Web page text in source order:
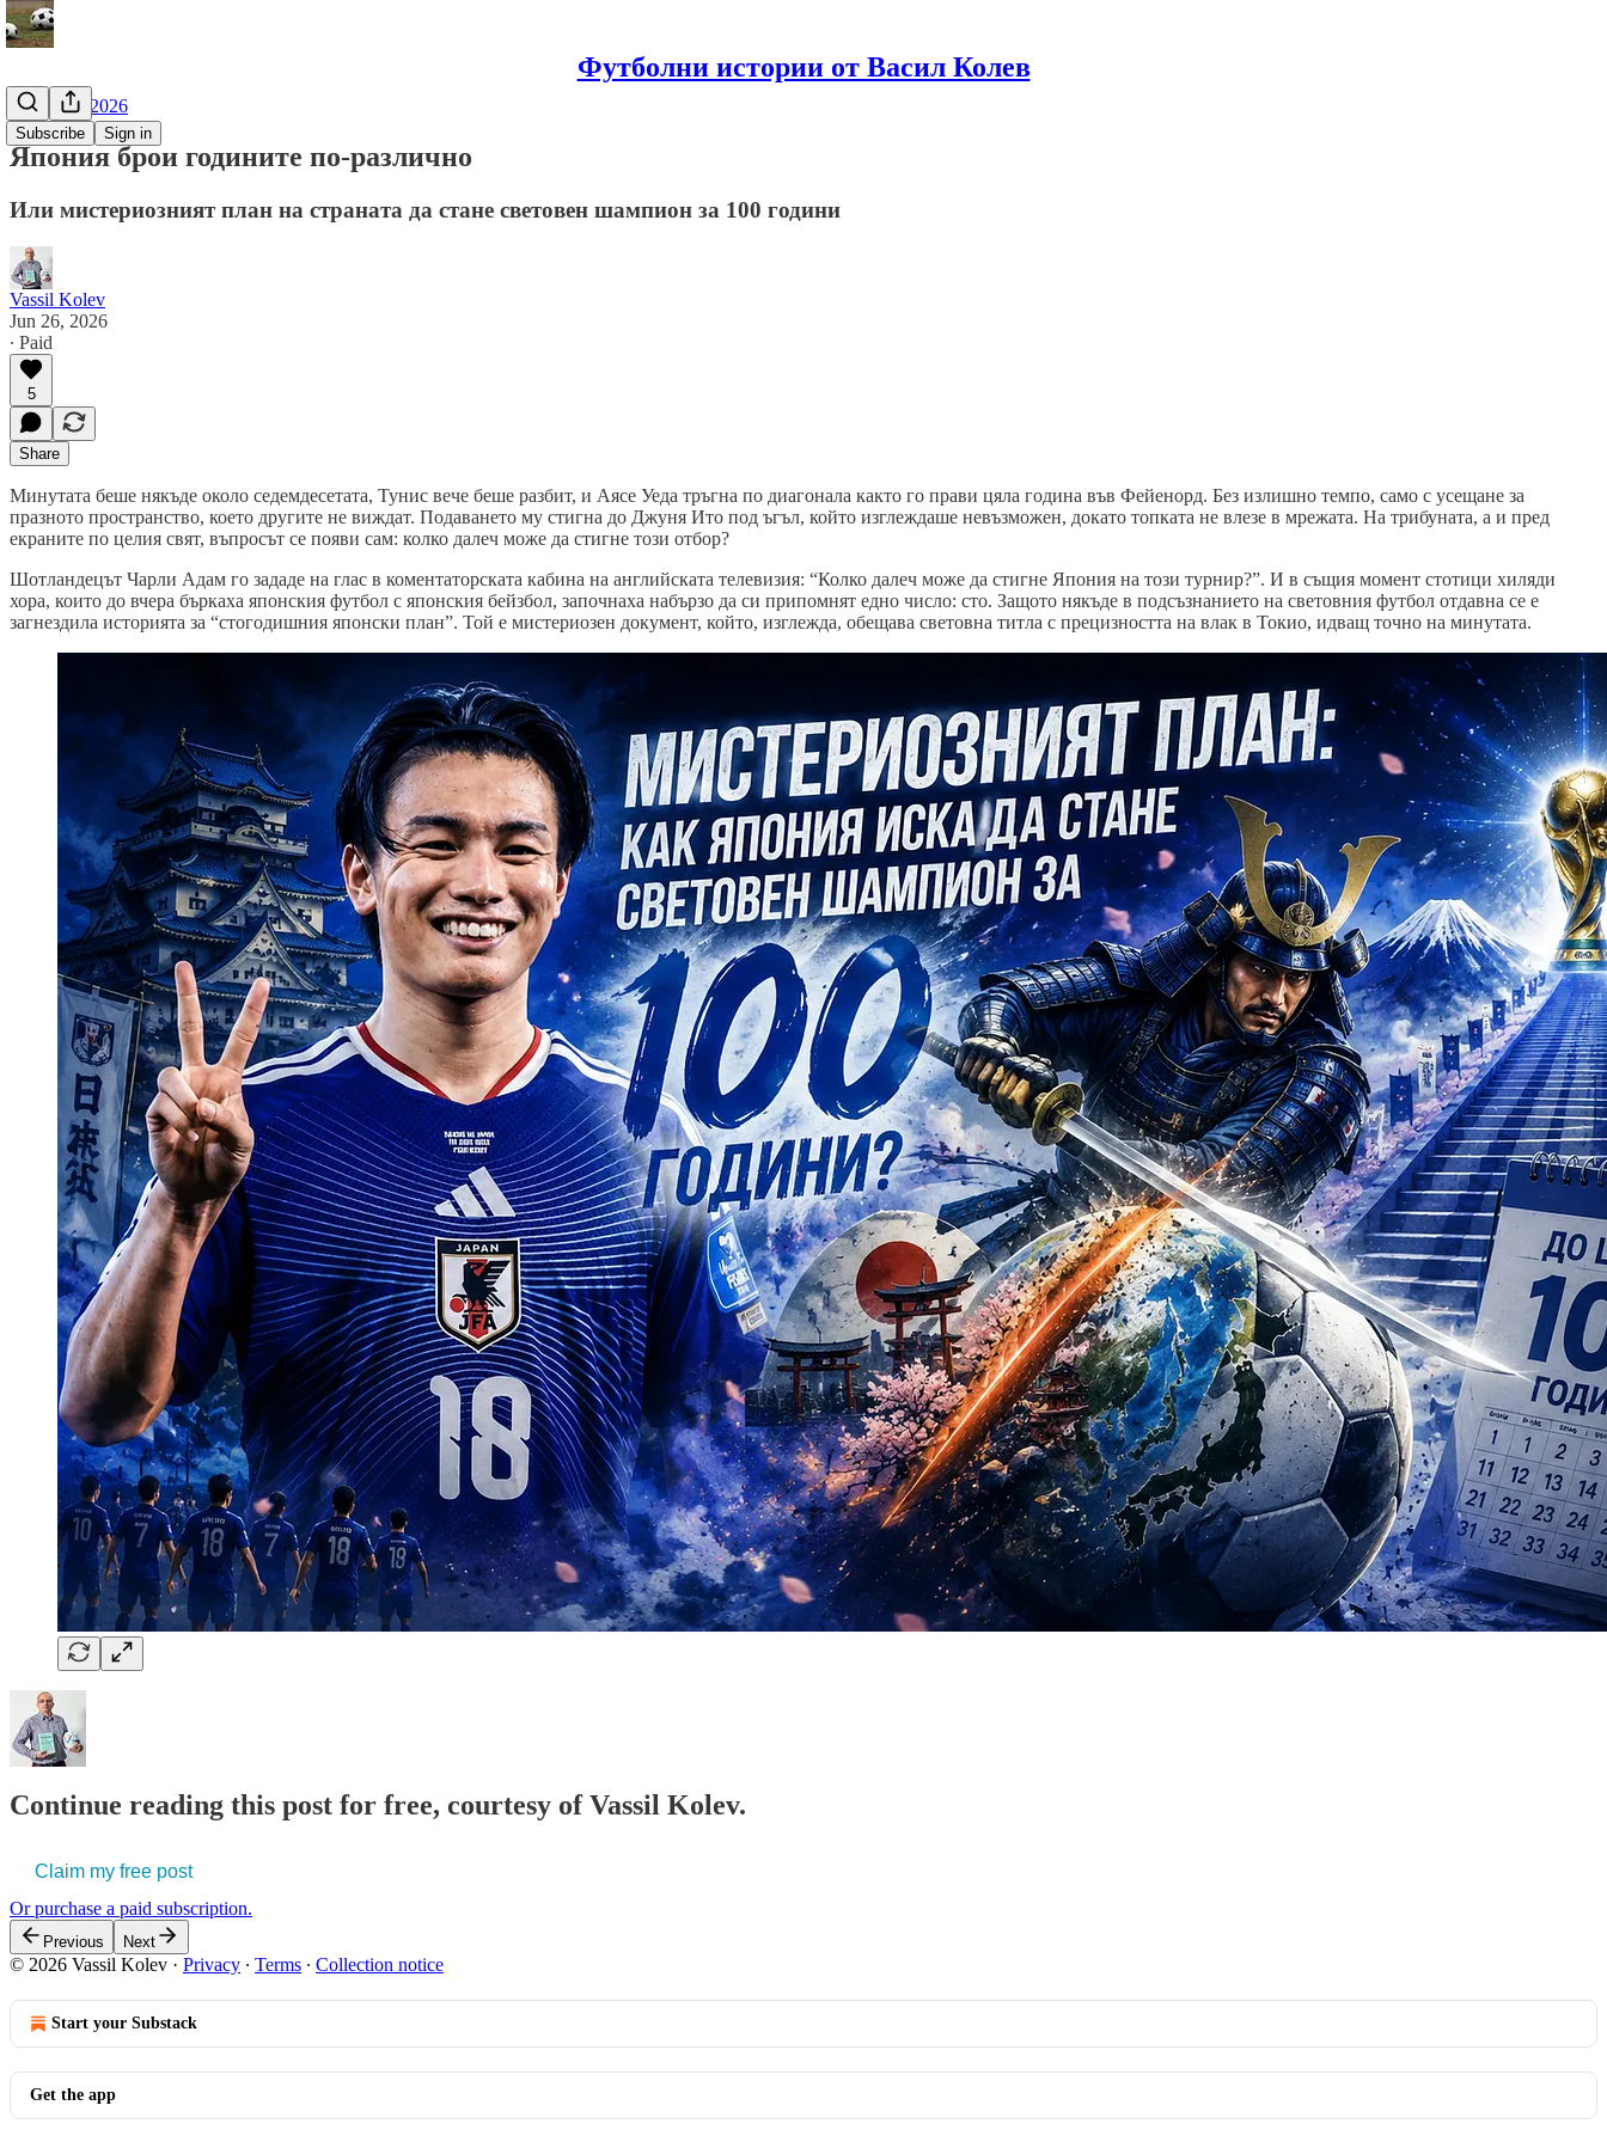
Футболни истории от Васил Колев
Subscribe Sign in
Мондиал 2026
Япония брои годините по-различно
Или мистериозният план на страната да стане световен шампион за 100 години
Vassil Kolev
Jun 26, 2026
∙ Paid
5
Share
Минутата беше някъде около седемдесетата, Тунис вече беше разбит, и Аясе Уеда тръгна по диагонала както го прави цяла година във Фейенорд. Без излишно темпо, само с усещане за
празното пространство, което другите не виждат. Подаването му стигна до Джуня Ито под ъгъл, който изглеждаше невъзможен, докато топката не влезе в мрежата. На трибуната, а и пред
екраните по целия свят, въпросът се появи сам: колко далеч може да стигне този отбор?
Шотландецът Чарли Адам го зададе на глас в коментаторската кабина на английската телевизия: “Колко далеч може да стигне Япония на този турнир?”. И в същия момент стотици хиляди
хора, които до вчера бъркаха японския футбол с японския бейзбол, започнаха набързо да си припомнят едно число: сто. Защото някъде в подсъзнанието на световния футбол отдавна се е
загнездила историята за “стогодишния японски план”. Той е мистериозен документ, който, изглежда, обещава световна титла с прецизността на влак в Токио, идващ точно на минутата.
Continue reading this post for free, courtesy of Vassil Kolev.
Claim my free post
Or purchase a paid subscription.
Previous Next
© 2026 Vassil Kolev · Privacy ∙ Terms ∙ Collection notice
Start your Substack
Get the app